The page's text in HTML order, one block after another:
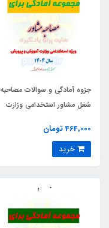
جزوه آمادگی و سوالات مصاحبه
شغل مشاور استخدامی وزارت
464,000 تومان